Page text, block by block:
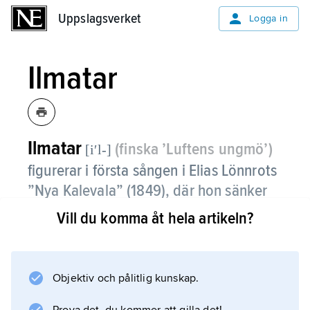
Uppslagsverket Logga in
Ilmatar
Ilmatar [iʹl-] (finska ’Luftens ungmö’)
figurerar i första sången i Elias Lönnrots
”Nya Kalevala” (1849), där hon sänker
sig ner på havet, blir havande av vind
utan att förlösas.
En knipa häckar på hennes knä och börjar
Vill du komma åt hela artikeln?
Objektiv och pålitlig kunskap.